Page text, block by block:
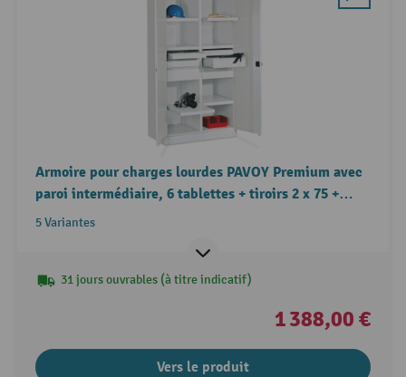
Armoire pour charges lourdes PAVOY Premium avec
paroi intermédiaire, 6 tablettes + tiroirs 2 x 75 +
2 x 125 + 2 x 175 mm
5 Variantes
31 jours ouvrables (à titre indicatif)
1 388,00 €
Vers le produit